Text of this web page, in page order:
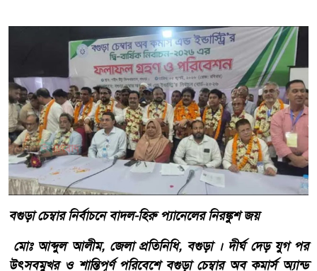
বগুড়া চেম্বার নির্বাচনে বাদল-হিরু প্যানেলের নিরঙ্কুশ জয়
মোঃ আব্দুল আলীম, জেলা প্রতিনিধি, বগুড়া । দীর্ঘ দেড় যুগ পর
উৎসবমুখর ও শান্তিপূর্ণ পরিবেশে বগুড়া চেম্বার অব কমার্স অ্যান্ড